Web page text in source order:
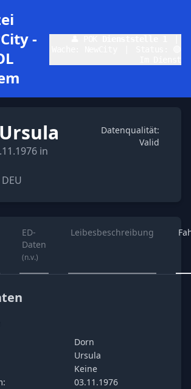
-
in
Datenqualität:
Valid
ED-
Daten
(n.v.)
Leibesbeschreibung
Dorn
Ursula
Keine
03.11.1976